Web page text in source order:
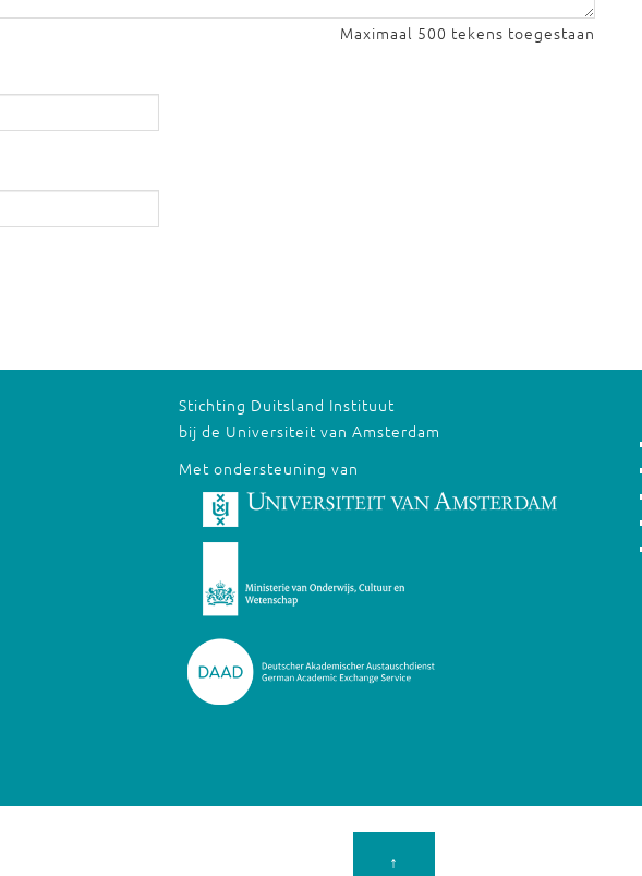
Maximaal 500 tekens toegestaan
Stichting Duitsland Instituut
bij de Universiteit van Amsterdam
Met ondersteuning van
↑